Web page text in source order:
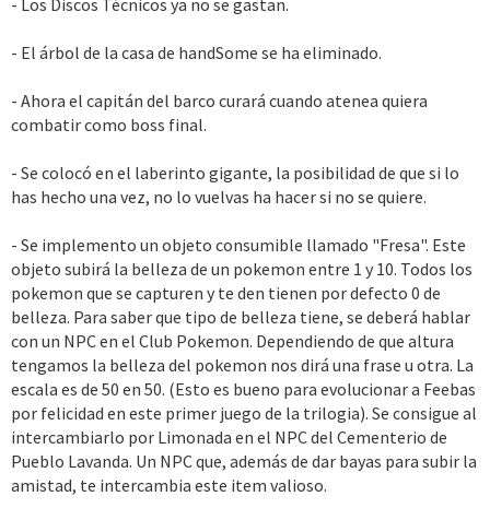
- El árbol de la casa de handSome se ha eliminado.
- Ahora el capitán del barco curará cuando atenea quiera
combatir como boss final.
- Se colocó en el laberinto gigante, la posibilidad de que si lo
has hecho una vez, no lo vuelvas ha hacer si no se quiere.
- Se implemento un objeto consumible llamado "Fresa". Este
objeto subirá la belleza de un pokemon entre 1 y 10. Todos los
pokemon que se capturen y te den tienen por defecto 0 de
belleza. Para saber que tipo de belleza tiene, se deberá hablar
con un NPC en el Club Pokemon. Dependiendo de que altura
tengamos la belleza del pokemon nos dirá una frase u otra. La
escala es de 50 en 50. (Esto es bueno para evolucionar a Feebas
por felicidad en este primer juego de la trilogia). Se consigue al
intercambiarlo por Limonada en el NPC del Cementerio de
Pueblo Lavanda. Un NPC que, además de dar bayas para subir la
amistad, te intercambia este item valioso.